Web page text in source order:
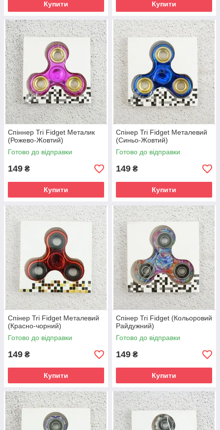
Купити Купити
Спіннер Tri Fidget Металик
(Рожево-Жовтий)
Готово до відправки
149 ₴
Купити
Спінер Tri Fidget Металевий
(Синьо-Жовтий)
Готово до відправки
149 ₴
Купити
Спінер Tri Fidget Металевий
(Красно-чорний)
Готово до відправки
149 ₴
Купити
Спінер Tri Fidget (Кольоровий
Райдужний)
Готово до відправки
149 ₴
Купити